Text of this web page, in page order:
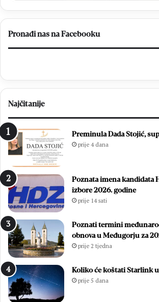
ligu
FBiH
Pronađi nas na Facebooku
Najčitanije
Preminula Dada Stojić,
prije 4 dana
Poznata imena kandidata
izbore 2026. godine
prije 14 sati
Poznati termini
obnova u Međugorju za
prije 2 tjedna
Koliko će koštati Starlink
prije 5 dana